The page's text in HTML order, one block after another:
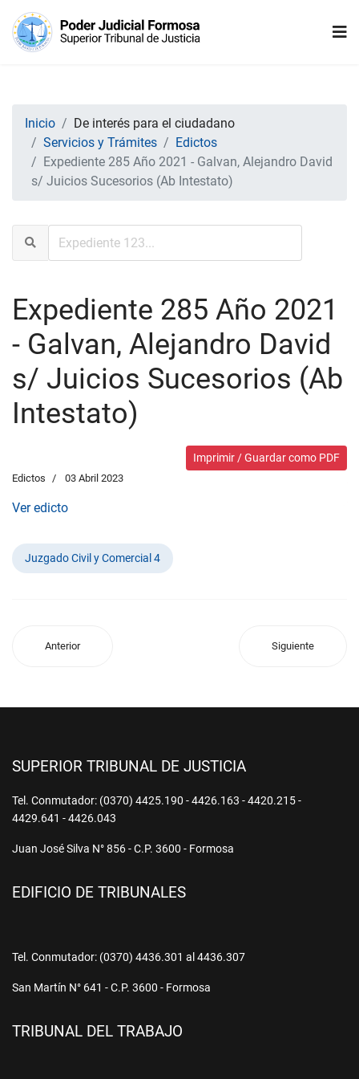
Inicio
De interés para el ciudadano
Servicios y Trámites
Edictos
Expediente 285 Año 2021 - Galvan, Alejandro David
s/ Juicios Sucesorios (Ab Intestato)
Expediente 285 Año 2021
- Galvan, Alejandro David
s/ Juicios Sucesorios (Ab
Intestato)
Imprimir / Guardar como PDF
Edictos 03 Abril 2023
Ver edicto
Juzgado Civil y Comercial 4
Anterior Siguiente
SUPERIOR TRIBUNAL DE JUSTICIA
Tel. Conmutador: (0370) 4425.190 - 4426.163 - 4420.215 -
4429.641 - 4426.043
Juan José Silva N° 856 - C.P. 3600 - Formosa
EDIFICIO DE TRIBUNALES
Tel. Conmutador: (0370) 4436.301 al 4436.307
San Martín N° 641 - C.P. 3600 - Formosa
TRIBUNAL DEL TRABAJO